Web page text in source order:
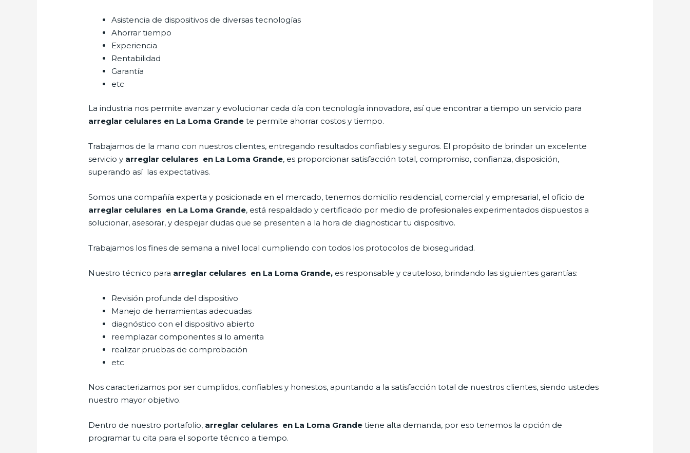
Asistencia de dispositivos de diversas tecnologías
Ahorrar tiempo
Experiencia
Rentabilidad
Garantía
etc
La industria nos permite avanzar y evolucionar cada día con tecnología innovadora, así que encontrar a tiempo un servicio para
arreglar celulares en La Loma Grande te permite ahorrar costos y tiempo.
Trabajamos de la mano con nuestros clientes, entregando resultados confiables y seguros. El propósito de brindar un excelente
servicio y arreglar celulares en La Loma Grande, es proporcionar satisfacción total, compromiso, confianza, disposición,
superando así las expectativas.
Somos una compañía experta y posicionada en el mercado, tenemos domicilio residencial, comercial y empresarial, el oficio de
arreglar celulares en La Loma Grande, está respaldado y certificado por medio de profesionales experimentados dispuestos a
solucionar, asesorar, y despejar dudas que se presenten a la hora de diagnosticar tu dispositivo.
Trabajamos los fines de semana a nivel local cumpliendo con todos los protocolos de bioseguridad.
Nuestro técnico para arreglar celulares en La Loma Grande, es responsable y cauteloso, brindando las siguientes garantías:
Revisión profunda del dispositivo
Manejo de herramientas adecuadas
diagnóstico con el dispositivo abierto
reemplazar componentes si lo amerita
realizar pruebas de comprobación
etc
Nos caracterizamos por ser cumplidos, confiables y honestos, apuntando a la satisfacción total de nuestros clientes, siendo ustedes
nuestro mayor objetivo.
Dentro de nuestro portafolio, arreglar celulares en La Loma Grande tiene alta demanda, por eso tenemos la opción de
programar tu cita para el soporte técnico a tiempo.